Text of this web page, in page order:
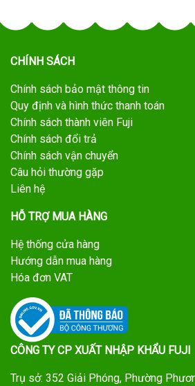
CHÍNH SÁCH
Chính sách bảo mật thông tin
Quy định và hình thức thanh toán
Chính sách thành viên Fuji
Chính sách đổi trả
Chính sách vận chuyển
Câu hỏi thường gặp
Liên hệ
HỖ TRỢ MUA HÀNG
Hệ thống cửa hàng
Hướng dẫn mua hàng
Hóa đơn VAT
CÔNG TY CP XUẤT NHẬP KHẨU FUJI
Trụ sở: 352 Giải Phóng, Phường